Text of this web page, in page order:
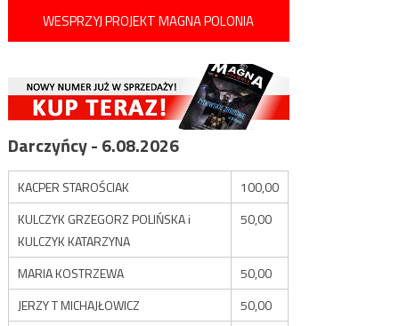
WESPRZYJ PROJEKT MAGNA POLONIA
Darczyńcy - 6.08.2026
KACPER STAROŚCIAK
100,00
KULCZYK GRZEGORZ POLIŃSKA i
KULCZYK KATARZYNA
50,00
MARIA KOSTRZEWA
50,00
JERZY T MICHAJŁOWICZ
50,00